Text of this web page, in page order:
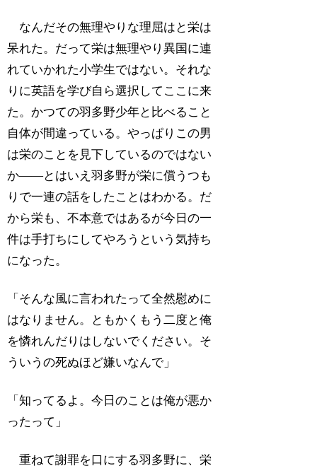
なんだその無理やりな理屈はと栄は
呆れた。だって栄は無理やり異国に連
れていかれた小学生ではない。それな
りに英語を学び自ら選択してここに来
た。かつての羽多野少年と比べること
自体が間違っている。やっぱりこの男
は栄のことを見下しているのではない
か――とはいえ羽多野が栄に償うつも
りで一連の話をしたことはわかる。だ
から栄も、不本意ではあるが今日の一
件は手打ちにしてやろうという気持ち
になった。
「そんな風に言われたって全然慰めに
はなりません。ともかくもう二度と俺
を憐れんだりはしないでください。そ
ういうの死ぬほど嫌いなんで」
「知ってるよ。今日のことは俺が悪か
ったって」
重ねて謝罪を口にする羽多野に、栄